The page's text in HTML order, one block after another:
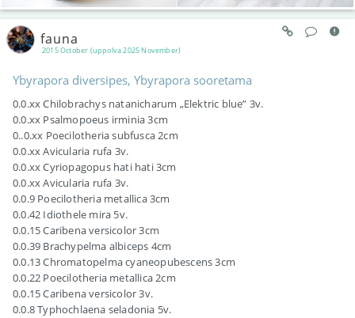
2015 October (uppolva 2025 November)
fauna
Ybyrapora diversipes, Ybyrapora sooretama
0.0.xx Chilobrachys natanicharum „Elektric blue” 3v.
0.0.xx Psalmopoeus irminia 3cm
0..0.xx Poecilotheria subfusca 2cm
0.0.xx Avicularia rufa 3v.
0.0.xx Cyriopagopus hati hati 3cm
0.0.xx Avicularia rufa 3v.
0.0.9 Poecilotheria metallica 3cm
0.0.42 Idiothele mira 5v.
0.0.15 Caribena versicolor 3cm
0.0.39 Brachypelma albiceps 4cm
0.0.13 Chromatopelma cyaneopubescens 3cm
0.0.22 Poecilotheria metallica 2cm
0.0.15 Caribena versicolor 3v.
0.0.8 Typhochlaena seladonia 5v.